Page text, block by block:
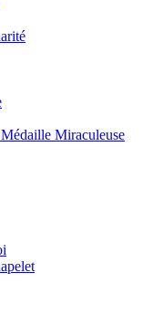
Miraculeuse